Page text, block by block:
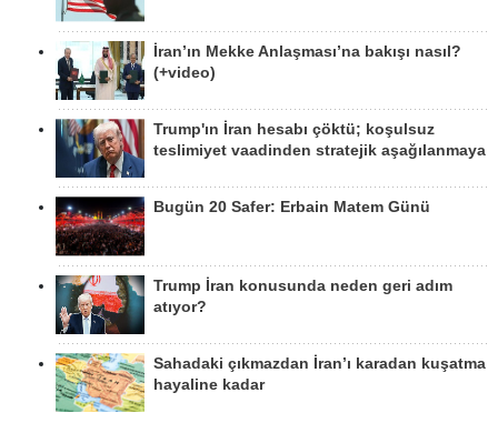
İran’ın Mekke Anlaşması’na bakışı nasıl?
(+video)
Trump'ın İran hesabı çöktü; koşulsuz
teslimiyet vaadinden stratejik aşağılanmaya
Bugün 20 Safer: Erbain Matem Günü
Trump İran konusunda neden geri adım
atıyor?
Sahadaki çıkmazdan İran’ı karadan kuşatma
hayaline kadar